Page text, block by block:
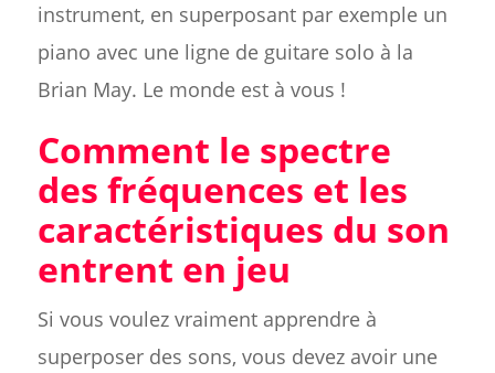
instrument, en superposant par exemple un
piano avec une ligne de guitare solo à la
Brian May. Le monde est à vous !
Comment le spectre
des fréquences et les
caractéristiques du son
entrent en jeu
Si vous voulez vraiment apprendre à
superposer des sons, vous devez avoir une